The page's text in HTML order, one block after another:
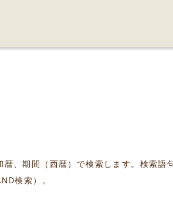
、期間（西暦）で検索します。検索
検索）。